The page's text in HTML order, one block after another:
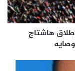
هاشتاج